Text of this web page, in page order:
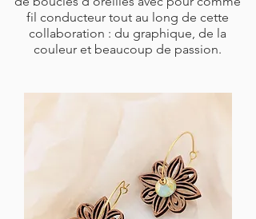
fil conducteur tout au long de cette
collaboration : du graphique, de la
couleur et beaucoup de passion.